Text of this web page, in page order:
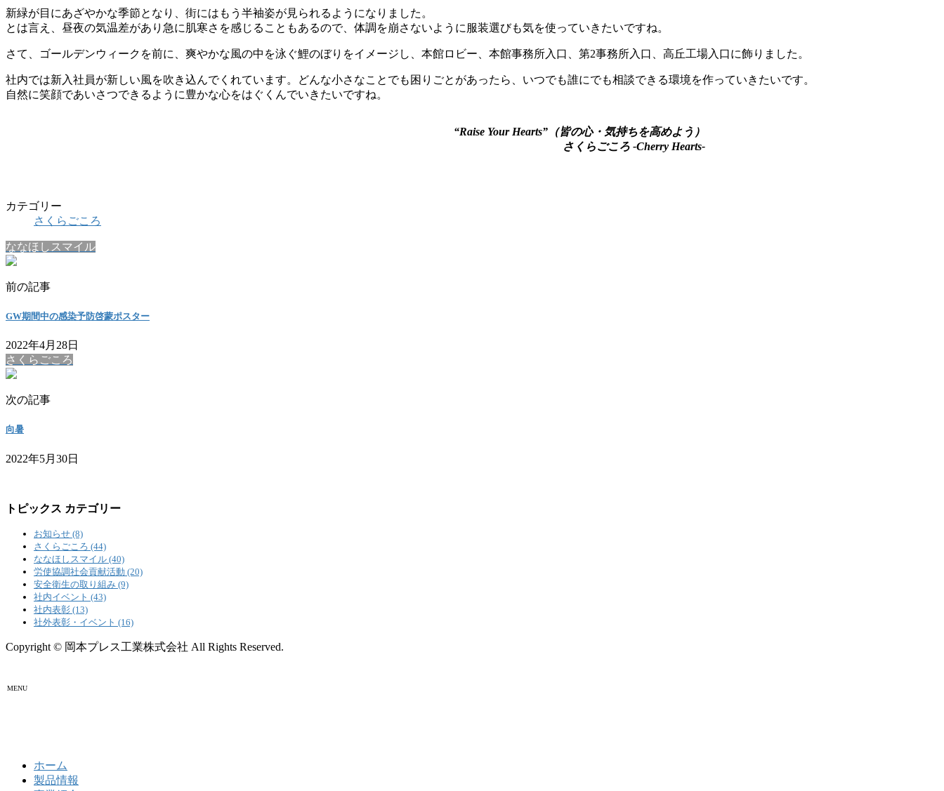
新緑が目にあざやかな季節となり、街にはもう半袖姿が見られるようになりました。
とは言え、昼夜の気温差があり急に肌寒さを感じることもあるので、体調を崩さないように服装選びも気を使っていきたいですね。
さて、ゴールデンウィークを前に、爽やかな風の中を泳ぐ鯉のぼりをイメージし、本館ロビー、本館事務所入口、第2事務所入口、高丘工場入口に飾りました。
社内では新入社員が新しい風を吹き込んでくれています。どんな小さなことでも困りごとがあったら、いつでも誰にでも相談できる環境を作っていきたいです。
自然に笑顔であいさつできるように豊かな心をはぐくんでいきたいですね。
“Raise Your Hearts”（皆の心・気持ちを高めよう）
さくらごころ -Cherry Hearts-
カテゴリー
さくらごころ
ななほしスマイル
前の記事
GW期間中の感染予防啓蒙ポスター
2022年4月28日
さくらごころ
次の記事
向暑
2022年5月30日
トピックス カテゴリー
お知らせ (8)
さくらごころ (44)
ななほしスマイル (40)
労使協調社会貢献活動 (20)
安全衛生の取り組み (9)
社内イベント (43)
社内表彰 (13)
社外表彰・イベント (16)
Copyright © 岡本プレス工業株式会社 All Rights Reserved.
MENU
ホーム
製品情報